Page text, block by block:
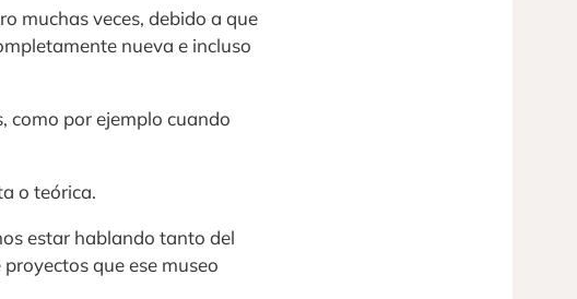
muchas veces, debido a que
nueva e incluso
como por ejemplo cuando
o teórica.
estar hablando tanto del
que ese museo